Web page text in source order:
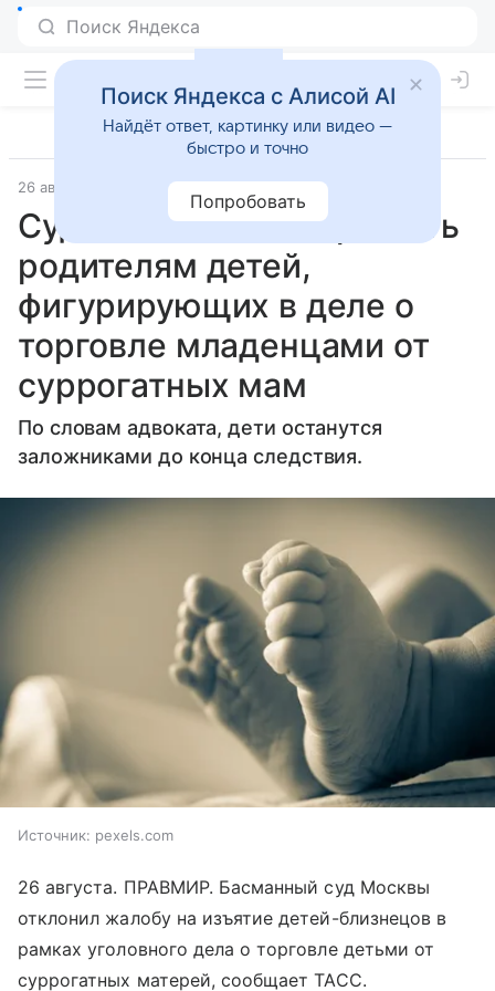
26 августа 2020 Православие и мир
Суд отказался возвращать
родителям детей,
фигурирующих в деле о
торговле младенцами от
суррогатных мам
По словам адвоката, дети останутся
заложниками до конца следствия.
Источник: pexels.com
26 августа. ПРАВМИР. Басманный суд Москвы
отклонил жалобу на изъятие детей-близнецов в
рамках уголовного дела о торговле детьми от
суррогатных матерей, сообщает ТАСС.
Поиск Яндекса с Алисой AI
Найдёт ответ, картинку или видео —
быстро и точно
Попробовать